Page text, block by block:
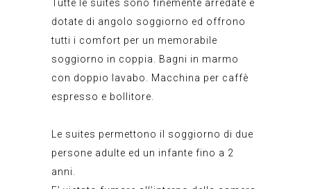
Tutte le suites sono finemente arredate e
dotate di angolo soggiorno ed offrono
tutti i comfort per un memorabile
soggiorno in coppia. Bagni in marmo
con doppio lavabo. Macchina per caffè
espresso e bollitore.
Le suites permettono il soggiorno di due
persone adulte ed un infante fino a 2
anni.